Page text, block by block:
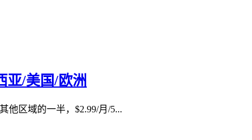
亚/美国/欧洲
他区域的一半，$2.99/月/5...